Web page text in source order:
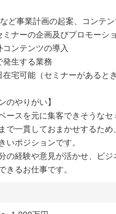
ど事業計画の起案、コンテ
ナーの企画及びプロモーシ
ンテンツの導入
発生する業務
在宅可能（セミナーがあると
のやりがい】
ースを元に集客できそうな
で一貫しておまかせするため、
いポジションです。
の経験や意見が活かせ、ビ
きるお仕事です。